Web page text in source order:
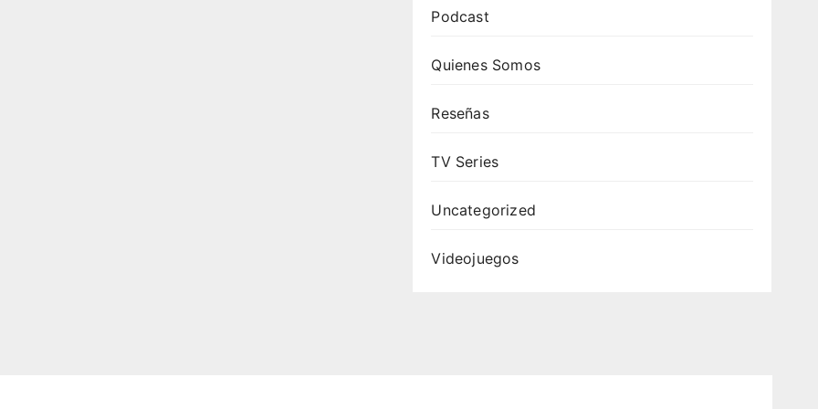
Podcast
Quienes Somos
Reseñas
TV Series
Uncategorized
Videojuegos